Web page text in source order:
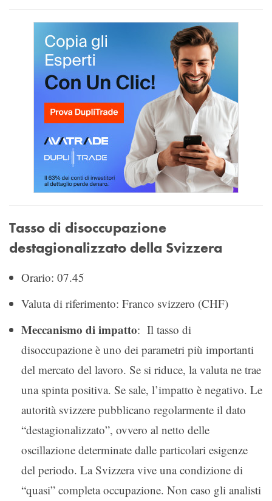
Tasso di disoccupazione
destagionalizzato della Svizzera
Orario: 07.45
Valuta di riferimento: Franco svizzero (CHF)
Meccanismo di impatto: Il tasso di
disoccupazione è uno dei parametri più importanti
del mercato del lavoro. Se si riduce, la valuta ne trae
una spinta positiva. Se sale, l’impatto è negativo. Le
autorità svizzere pubblicano regolarmente il dato
“destagionalizzato”, ovvero al netto delle
oscillazione determinate dalle particolari esigenze
del periodo. La Svizzera vive una condizione di
“quasi” completa occupazione. Non caso gli analisti